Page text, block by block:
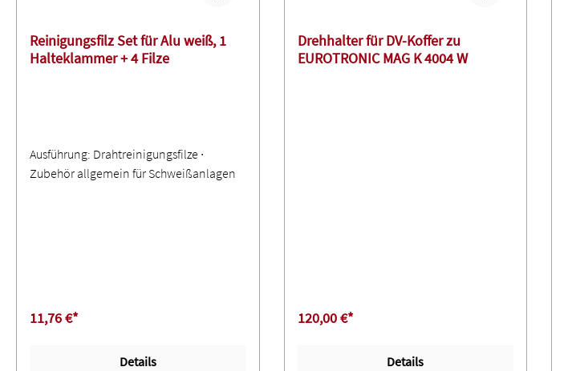
Reinigungsfilz Set für Alu weiß, 1
Halteklammer + 4 Filze
Ausführung: Drahtreinigungsfilze ∙
Zubehör allgemein für Schweißanlagen
11,76 €*
Details
Drehhalter für DV-Koffer zu
EUROTRONIC MAG K 4004 W
120,00 €*
Details